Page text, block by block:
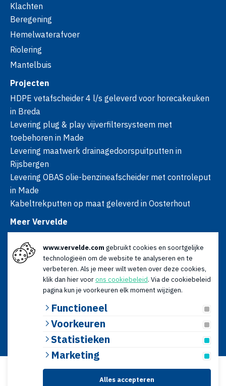
Klachten
Beregening
Hemelwaterafvoer
Riolering
Mantelbuis
Projecten
HDPE vetafscheider 4 l/s geleverd voor horecakeuken
in Breda
Levering plug & play vijverfiltersysteem met
toebehoren in Made
Levering maatwerk drainagedoorspuitputten in
Rijsbergen
Levering OBAS olie-benzineafscheider met controleput
in Made
Kabeltrekputten op maat geleverd in Oosterhout
Meer Vervelde
Nieuws
Advies
Openingstijden
Ma t/m vr: 08:00 - 17:00
Za: 09:00 - 12:30
© 2026 Vervelde | KvK: 18120179 | BTW: NL009066196B01 |
Algemene voorwaarden|Privacyverklaring
Website doorLined
www.vervelde.com gebruikt cookies en soortgelijke
technologieën om de website te analyseren en te
verbeteren. Als je meer wilt weten over deze cookies,
klik dan hier voorons cookiebeleid. Via de cookiebeleid
pagina kun je voorkeuren elk moment wijzigen.
Functioneel
Voorkeuren
Statistieken
Marketing
Alles accepteren